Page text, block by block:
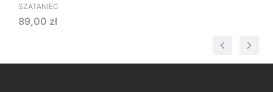
SZATANIEC
Cena
89,00 zł